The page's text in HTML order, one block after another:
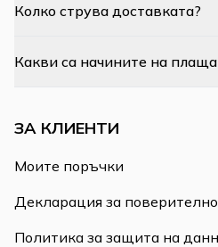
Колко струва доставката?
Какви са начините на
ЗА КЛИЕНТИ
Моите поръчки
Декларация за
Политика за защита на